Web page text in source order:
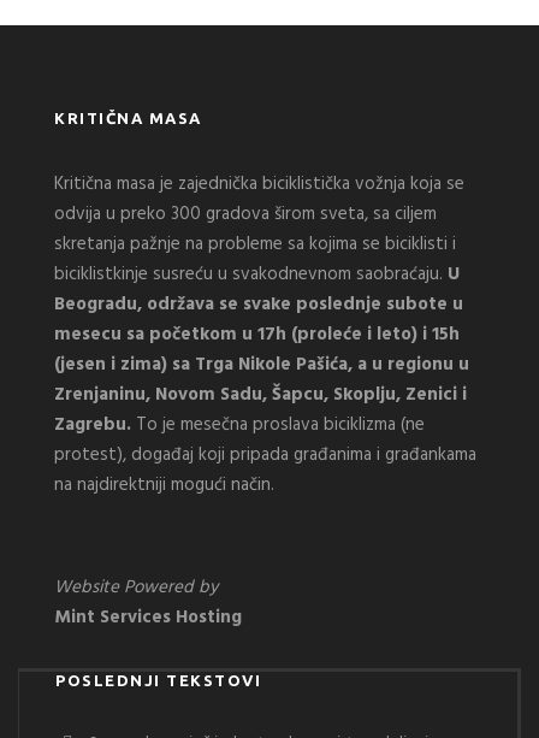
KRITIČNA MASA
Kritična masa je zajednička biciklistička vožnja koja se
odvija u preko 300 gradova širom sveta, sa ciljem
skretanja pažnje na probleme sa kojima se biciklisti i
biciklistkinje susreću u svakodnevnom saobraćaju. U
Beogradu, održava se svake poslednje subote u
mesecu sa početkom u 17h (proleće i leto) i 15h
(jesen i zima) sa Trga Nikole Pašića, a u regionu u
Zrenjaninu, Novom Sadu, Šapcu, Skoplju, Zenici i
Zagrebu. To je mesečna proslava biciklizma (ne
protest), događaj koji pripada građanima i građankama
na najdirektniji mogući način.
Website Powered by
Mint Services Hosting
POSLEDNJI TEKSTOVI